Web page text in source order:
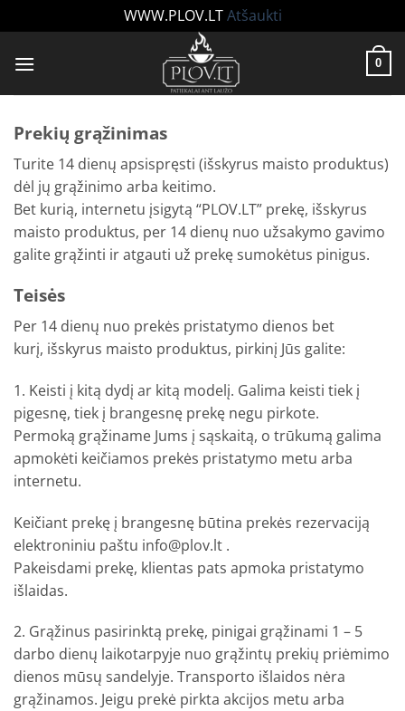
WWW.PLOV.LTAtšaukti
0
Prekių grąžinimas
Turite 14 dienų apsispręsti (išskyrus maisto produktus)
dėl jų grąžinimo arba keitimo.
Bet kurią, internetu įsigytą “PLOV.LT” prekę, išskyrus
maisto produktus, per 14 dienų nuo užsakymo gavimo
galite grąžinti ir atgauti už prekę sumokėtus pinigus.
Teisės
Per 14 dienų nuo prekės pristatymo dienos bet
kurį, išskyrus maisto produktus, pirkinį Jūs galite:
1. Keisti į kitą dydį ar kitą modelį. Galima keisti tiek į
pigesnę, tiek į brangesnę prekę negu pirkote.
Permoką grąžiname Jums į sąskaitą, o trūkumą galima
apmokėti keičiamos prekės pristatymo metu arba
internetu.
Keičiant prekę į brangesnę būtina prekės rezervaciją
elektroniniu paštu info@plov.lt .
Pakeisdami prekę, klientas pats apmoka pristatymo
išlaidas.
2. Grąžinus pasirinktą prekę, pinigai grąžinami 1 – 5
darbo dienų laikotarpyje nuo grąžintų prekių priėmimo
dienos mūsų sandelyje. Transporto išlaidos nėra
grąžinamos. Jeigu prekė pirkta akcijos metu arba